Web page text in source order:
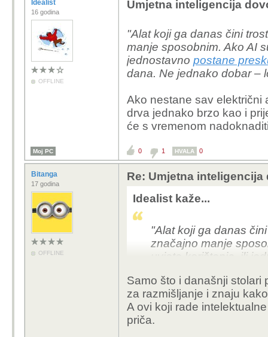
Idealist
16 godina
OFFLINE
Umjetna inteligencija
"Alat koji ga danas čini
manje sposobnim. Ako AI
jednostavno postane
dana. Ne jednako dobar –
Ako nestane sav električni
drva jednako brzo kao i
će s vremenom
Moj PC 0 1 HVALA 0
Bitanga
17 godina
OFFLINE
Re: Umjetna
Idealist kaže...
"Alat koji ga danas
značajno manje
uvjete korištenja, ili
Ako nestane sav
nešto od drva
Ne, ali vjerujem da će
Samo što i današnji stolari
za razmišljanje i znaju
A ovi koji rade
priča.